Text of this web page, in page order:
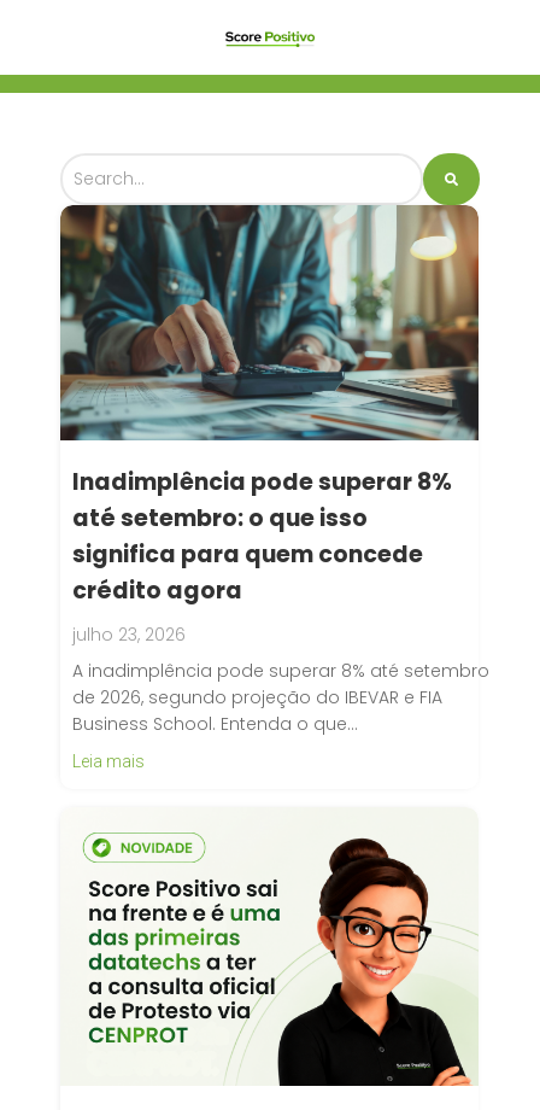
Inadimplência pode superar 8%
até setembro: o que isso
significa para quem concede
crédito agora
julho 23, 2026
A inadimplência pode superar 8% até setembro
de 2026, segundo projeção do IBEVAR e FIA
Business School. Entenda o que…
Leia mais